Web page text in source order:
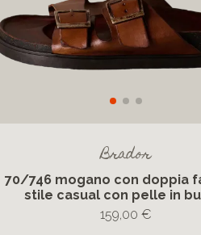
Brador
70/746 mogano con doppia
stile casual con pelle in
159,00 €